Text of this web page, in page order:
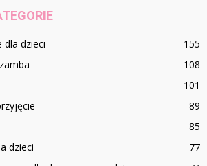
dzieci
155
108
101
89
85
dzieci
77